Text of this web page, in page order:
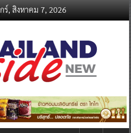
ร์, สิงหาคม 7, 2026